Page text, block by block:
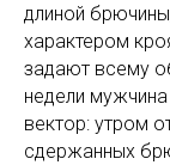
длиной
характером
задают всему
недели
вектор: утром
сдержанных